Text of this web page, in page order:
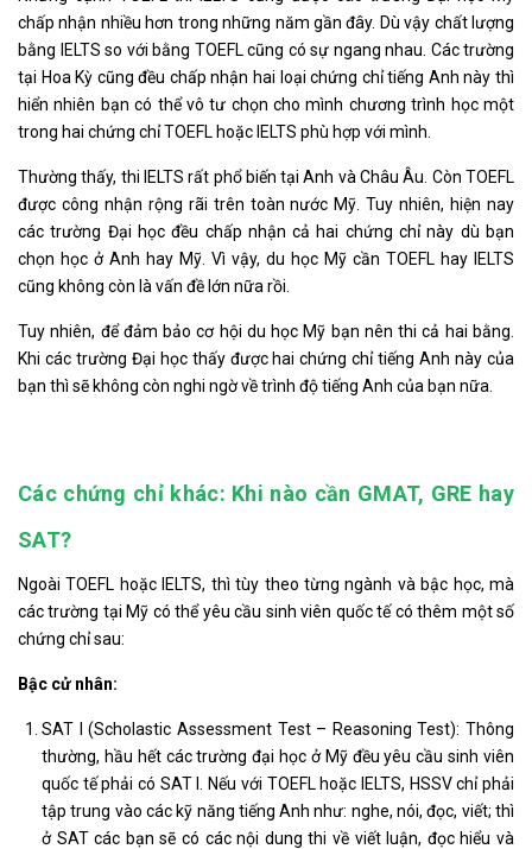
chấp nhận nhiều hơn trong những năm gần đây. Dù vậy chất lượng
bằng IELTS so với bằng TOEFL cũng có sự ngang nhau. Các trường
tại Hoa Kỳ cũng đều chấp nhận hai loại chứng chỉ tiếng Anh này thì
hiển nhiên bạn có thể vô tư chọn cho mình chương trình học một
trong hai chứng chỉ TOEFL hoặc IELTS phù hợp với mình.
Thường thấy, thi IELTS rất phổ biến tại Anh và Châu Âu. Còn TOEFL
được công nhận rộng rãi trên toàn nước Mỹ. Tuy nhiên, hiện nay
các trường Đại học đều chấp nhận cả hai chứng chỉ này dù bạn
chọn học ở Anh hay Mỹ. Vì vậy, du học Mỹ cần TOEFL hay IELTS
cũng không còn là vấn đề lớn nữa rồi.
Tuy nhiên, để đảm bảo cơ hội du học Mỹ bạn nên thi cả hai bằng.
Khi các trường Đại học thấy được hai chứng chỉ tiếng Anh này của
bạn thì sẽ không còn nghi ngờ về trình độ tiếng Anh của bạn nữa.
Các chứng chỉ khác: Khi nào cần GMAT, GRE hay
SAT?
Ngoài TOEFL hoặc IELTS, thì tùy theo từng ngành và bậc học, mà
các trường tại Mỹ có thể yêu cầu sinh viên quốc tế có thêm một số
chứng chỉ sau:
Bậc cử nhân:
SAT I (Scholastic Assessment Test – Reasoning Test): Thông
thường, hầu hết các trường đại học ở Mỹ đều yêu cầu sinh viên
quốc tế phải có SAT I. Nếu với TOEFL hoặc IELTS, HSSV chỉ phải
tập trung vào các kỹ năng tiếng Anh như: nghe, nói, đọc, viết; thì
ở SAT các bạn sẽ có các nội dung thi về viết luận, đọc hiểu và